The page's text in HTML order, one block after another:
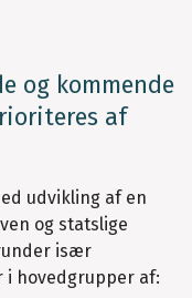
og kommende
af
udvikling af en
og statslige
især
i hovedgrupper af: